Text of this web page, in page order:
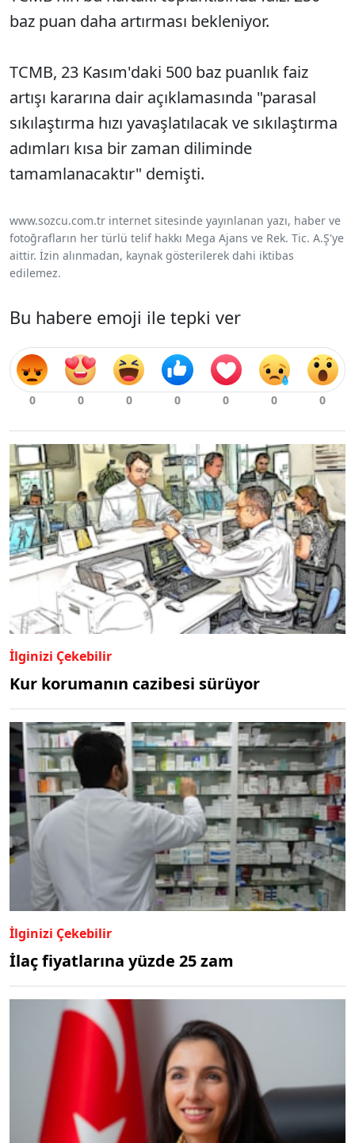
baz puan daha artırması bekleniyor.
TCMB, 23 Kasım'daki 500 baz puanlık faiz
artışı kararına dair açıklamasında "parasal
sıkılaştırma hızı yavaşlatılacak ve sıkılaştırma
adımları kısa bir zaman diliminde
tamamlanacaktır" demişti.
www.sozcu.com.tr internet sitesinde yayınlanan yazı, haber ve
fotoğrafların her türlü telif hakkı Mega Ajans ve Rek. Tic. A.Ş'ye
aittir. İzin alınmadan, kaynak gösterilerek dahi iktibas
edilemez.
Bu habere emoji ile tepki ver
İlginizi Çekebilir
Kur korumanın cazibesi sürüyor
İlginizi Çekebilir
İlaç fiyatlarına yüzde 25 zam